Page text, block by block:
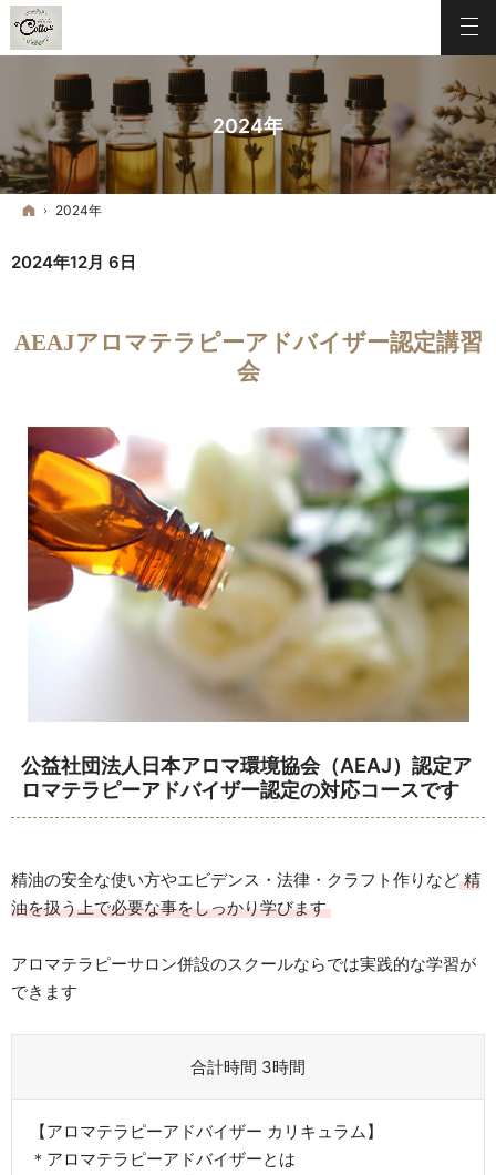
2024年
ホーム
2024年
2024年12月 6日
AEAJアロマテラピーアドバイザー認定講習
会
公益社団法人日本アロマ環境協会（AEAJ）認定ア
ロマテラピーアドバイザー認定の対応コースです
精油の安全な使い方やエビデンス・法律・クラフト作りなど精
油を扱う上で必要な事をしっかり学びます
アロマテラピーサロン併設のスクールならでは実践的な学習が
できます
合計時間 3時間
【アロマテラピーアドバイザー カリキュラム】
＊アロマテラピーアドバイザーとは